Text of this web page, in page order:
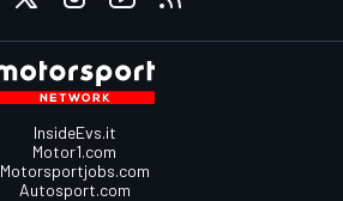
InsideEvs.it
Motor1.com
Motorsportjobs.com
Autosport.com